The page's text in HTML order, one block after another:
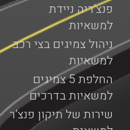
פנצ’ריה ניידת
למשאיות
ניהול צמיגים בצי רכב
למשאיות
החלפת 5 צמיגים
למשאיות בדרכים
שירות של תיקון פנצ’ר